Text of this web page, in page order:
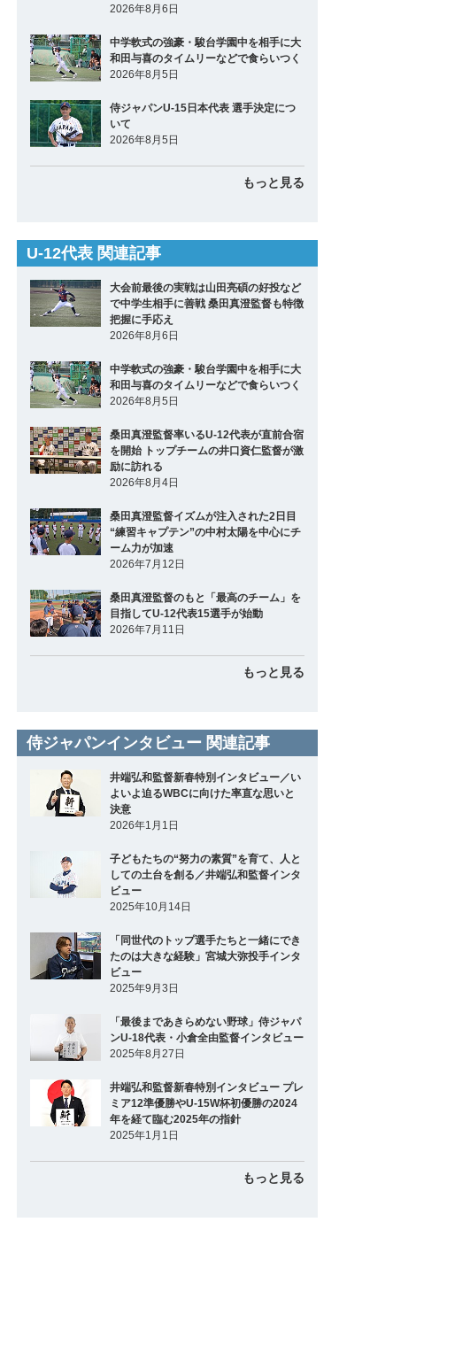
2026年8月6日
中学軟式の強豪・駿台学園中を相手に大
和田与喜のタイムリーなどで食らいつく
2026年8月5日
侍ジャパンU-15日本代表 選手決定につ
いて
2026年8月5日
もっと見る
U-12代表 関連記事
大会前最後の実戦は山田亮碩の好投など
で中学生相手に善戦 桑田真澄監督も特徴
把握に手応え
2026年8月6日
中学軟式の強豪・駿台学園中を相手に大
和田与喜のタイムリーなどで食らいつく
2026年8月5日
桑田真澄監督率いるU-12代表が直前合宿
を開始 トップチームの井口資仁監督が激
励に訪れる
2026年8月4日
桑田真澄監督イズムが注入された2日目
“練習キャプテン”の中村太陽を中心にチ
ーム力が加速
2026年7月12日
桑田真澄監督のもと「最高のチーム」を
目指してU-12代表15選手が始動
2026年7月11日
もっと見る
侍ジャパンインタビュー 関連記事
井端弘和監督新春特別インタビュー／い
よいよ迫るWBCに向けた率直な思いと
決意
2026年1月1日
子どもたちの“努力の素質”を育て、人と
しての土台を創る／井端弘和監督インタ
ビュー
2025年10月14日
「同世代のトップ選手たちと一緒にでき
たのは大きな経験」宮城大弥投手インタ
ビュー
2025年9月3日
「最後まであきらめない野球」侍ジャパ
ンU-18代表・小倉全由監督インタビュー
2025年8月27日
井端弘和監督新春特別インタビュー プレ
ミア12準優勝やU-15W杯初優勝の2024
年を経て臨む2025年の指針
2025年1月1日
もっと見る